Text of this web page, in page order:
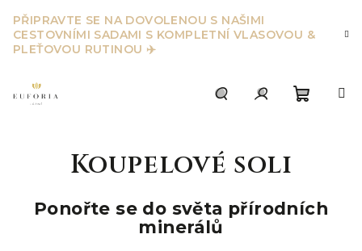
na
obsah
PŘIPRAVTE SE NA DOVOLENOU S NAŠIMI
CESTOVNÍMI SADAMI S KOMPLETNÍ VLASOVOU &
PLEŤOVOU RUTINOU ✈️
Koupelové soli
Ponořte se do světa přírodních
minerálů